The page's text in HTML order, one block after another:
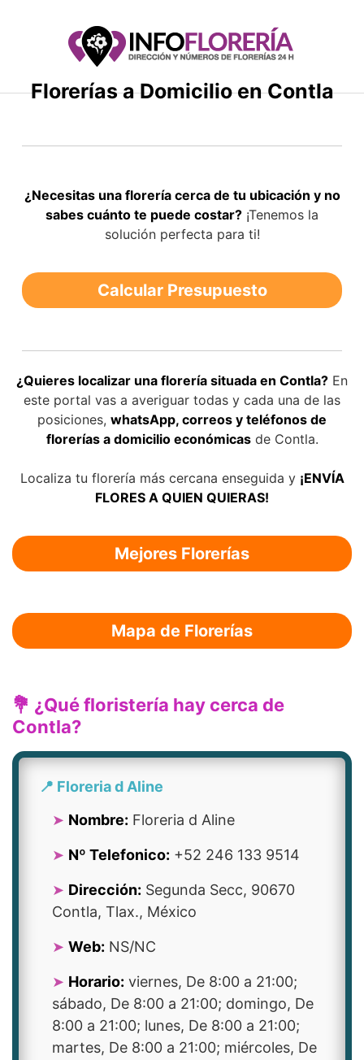
Florerías a Domicilio en Contla
¿Necesitas una florería cerca de tu ubicación y no
sabes cuánto te puede costar? ¡Tenemos la
solución perfecta para ti!
Calcular Presupuesto
¿Quieres localizar una florería situada en Contla? En
este portal vas a averiguar todas y cada una de las
posiciones, whatsApp, correos y teléfonos de
florerías a domicilio económicasde Contla.
Localiza tu florería más cercana enseguida y ¡ENVÍA
FLORES A QUIEN QUIERAS!
Mejores Florerías
Mapa de Florerías
💐 ¿Qué floristería hay cerca de
Contla?
📍 Floreria d Aline
Nombre: Floreria d Aline
Nº Telefonico: +52 246 133 9514
Dirección: Segunda Secc, 90670
Contla, Tlax., México
Web: NS/NC
Horario: viernes, De 8:00 a 21:00;
sábado, De 8:00 a 21:00; domingo, De
8:00 a 21:00; lunes, De 8:00 a 21:00;
martes, De 8:00 a 21:00; miércoles, De